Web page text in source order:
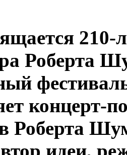
Роберта
концерт-
Роберта
идеи,